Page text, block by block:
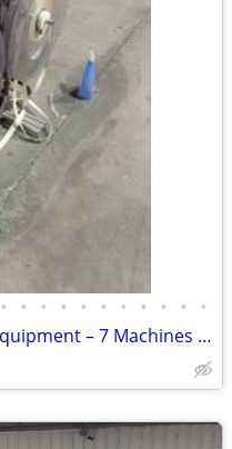
• • • • • • • • • • •
Wire Hanger Manufacturing Equipment – 7 Machines + Transformer